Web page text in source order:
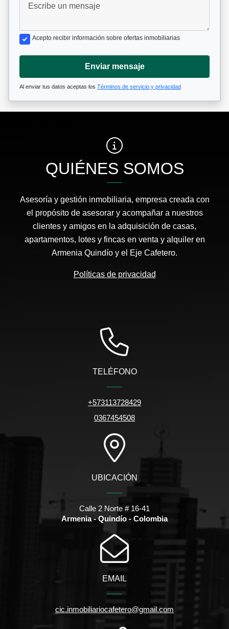
Acepto recibir información sobre ofertas inmobiliarias
Enviar mensaje
Al enviar tus datos aceptas los Términos de servicio y privacidad
QUIÉNES SOMOS
Asesoría y gestión inmobiliaria, empresa creada con
el propósito de asesorar y acompañar a nuestros
clientes y amigos en la adquisición de casas,
apartamentos, lotes y fincas en venta y alquiler en
Armenia Quindío y el Eje Cafetero.
Políticas de privacidad
TELÉFONO
+573113728429
0367454508
UBICACIÓN
Calle 2 Norte # 16-41
Armenia - Quindío - Colombia
EMAIL
cic.inmobiliariocafetero@gmail.com